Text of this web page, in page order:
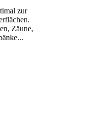
zur
Zäune,